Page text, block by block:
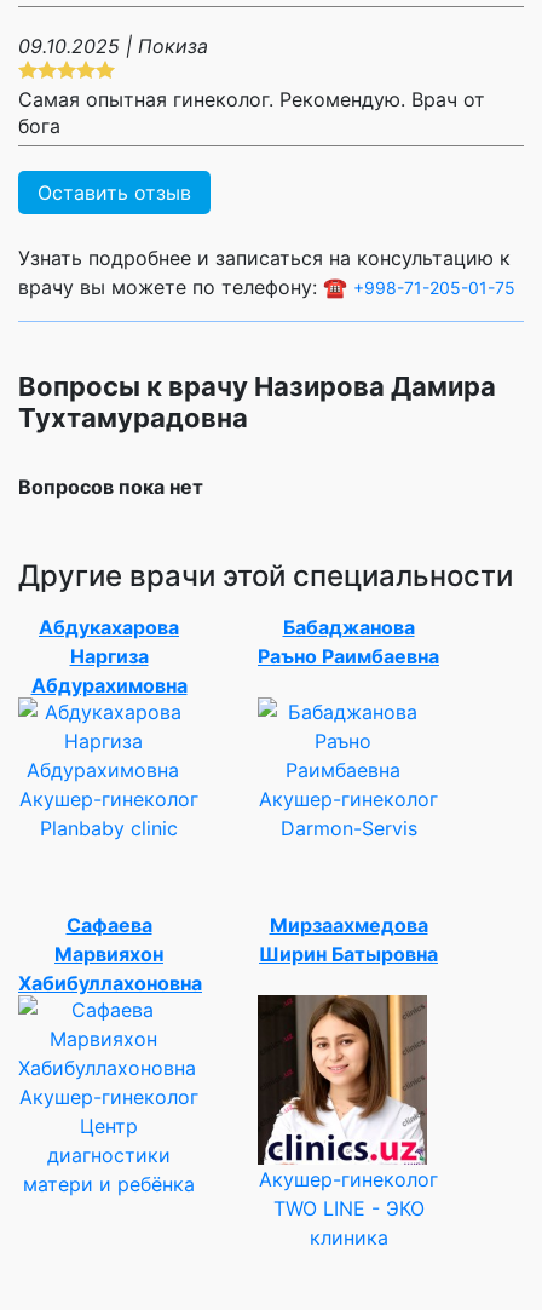
09.10.2025 | Покиза
Самая опытная гинеколог. Рекомендую. Врач от
бога
Оставить отзыв
Узнать подробнее и записаться на консультацию к
врачу вы можете по телефону: ☎️ +998-71-205-01-75
Вопросы к врачу Назирова Дамира
Тухтамурадовна
Вопросов пока нет
Другие врачи этой специальности
Абдукахарова
Наргиза
Абдурахимовна
Акушер-гинеколог
Planbaby clinic
Бабаджанова
Раъно Раимбаевна
Акушер-гинеколог
Darmon-Servis
Сафаева
Марвияхон
Хабибуллахоновна
Акушер-гинеколог
Центр
диагностики
матери и ребёнка
Мирзаахмедова
Ширин Батыровна
Акушер-гинеколог
TWO LINE - ЭКО
клиника